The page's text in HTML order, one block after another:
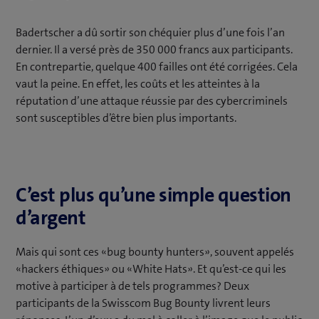
Badertscher a dû sortir son chéquier plus d’une fois l’an
dernier. Il a versé près de 350 000 francs aux participants.
En contrepartie, quelque 400 failles ont été corrigées. Cela
vaut la peine. En effet, les coûts et les atteintes à la
réputation d’une attaque réussie par des cybercriminels
sont susceptibles d’être bien plus importants.
C’est plus qu’une simple question
d’argent
Mais qui sont ces «bug bounty hunters», souvent appelés
«hackers éthiques» ou «White Hats». Et qu’est-ce qui les
motive à participer à de tels programmes? Deux
participants de la Swisscom Bug Bounty livrent leurs